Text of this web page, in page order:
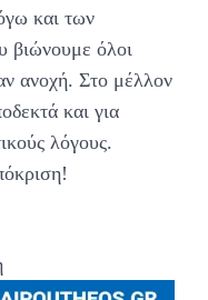
και των
βιώνουμε όλοι
ανοχή. Στο μέλλον
και για
λόγους.